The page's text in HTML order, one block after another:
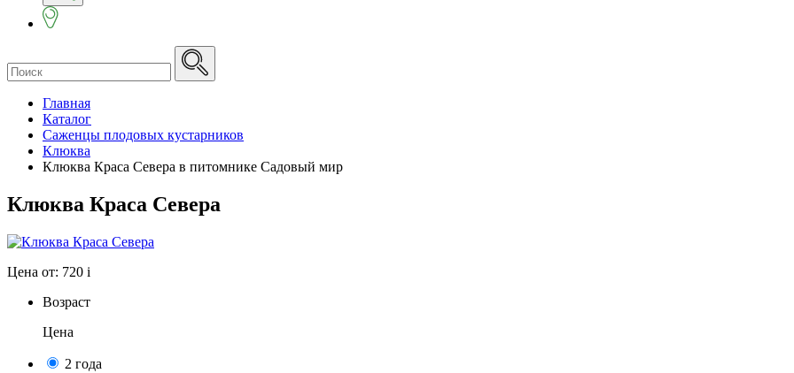
Главная
Каталог
Саженцы плодовых кустарников
Клюква
Клюква Краса Севера в питомнике Садовый мир
Клюква Краса Севера
Цена от: 720 i
Возраст
Цена
2 года